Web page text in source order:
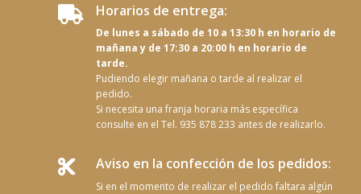
 Horarios de entrega:
De lunes a sábado de 10 a 13:30 h en horario de
mañana y de 17:30 a 20:00 h en horario de
tarde.
Pudiendo elegir mañana o tarde al realizar el
pedido.
Si necesita una franja horaria más específica
consulte en el Tel. 935 878 233 antes de realizarlo.
 Aviso en la confección de los pedidos:
Si en el momento de realizar el pedido faltara algún